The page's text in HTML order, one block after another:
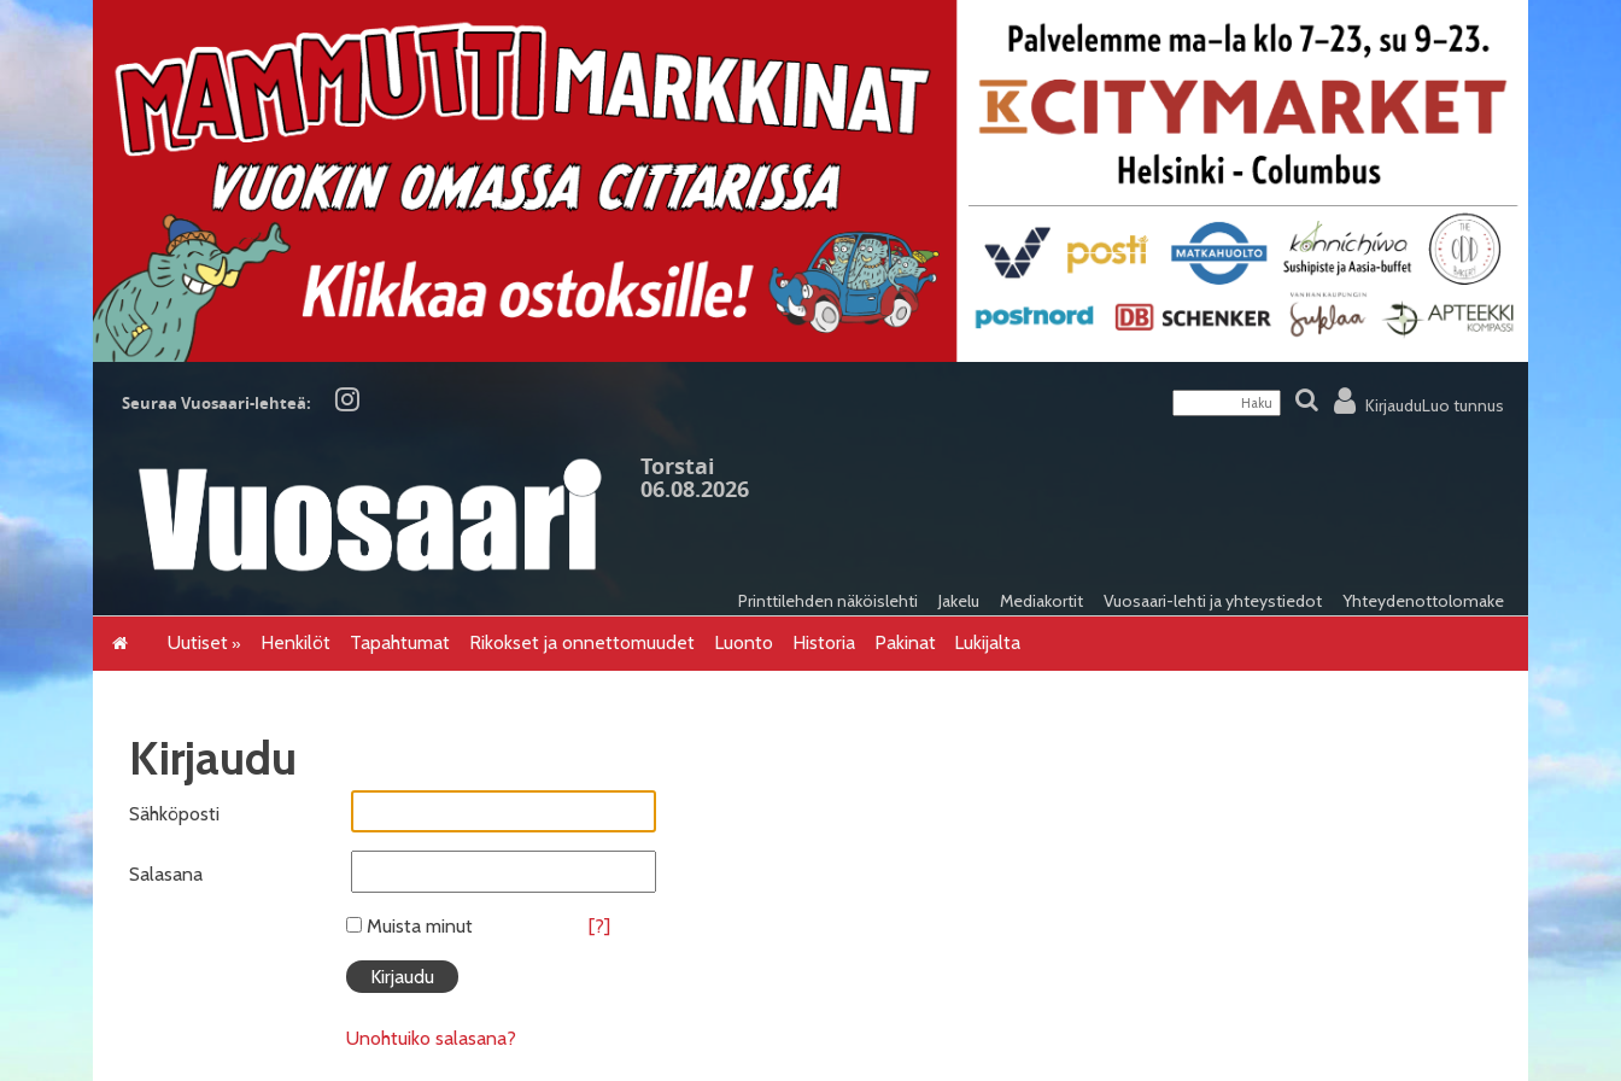
KirjauduLuo tunnus
Seuraa Vuosaari-lehteä:
Torstai
06.08.2026
Printtilehden näköislehti Jakelu Mediakortit Vuosaari-lehti ja yhteystiedot Yhteydenottolomake
Uutiset Henkilöt Tapahtumat Rikokset ja onnettomuudet Luonto Historia Pakinat Lukijalta
Kirjaudu
Sähköposti
Salasana
Muista minut [?]
Unohtuiko salasana?